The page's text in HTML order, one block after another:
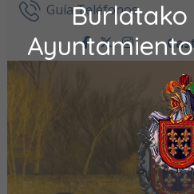
Ir al contenidoGuía Teléfonos
facebook
twitter